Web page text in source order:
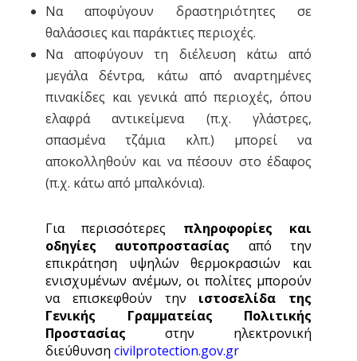
Να αποφύγουν δραστηριότητες σε
θαλάσσιες και παράκτιες περιοχές.
Να αποφύγουν τη διέλευση κάτω από
μεγάλα δέντρα, κάτω από αναρτημένες
πινακίδες και γενικά από περιοχές, όπου
ελαφρά αντικείμενα (π.χ. γλάστρες,
σπασμένα τζάμια κλπ.) μπορεί να
αποκολληθούν και να πέσουν στο έδαφος
(π.χ. κάτω από μπαλκόνια).
Για περισσότερες πληροφορίες και
οδηγίες αυτοπροστασίας από την
επικράτηση υψηλών θερμοκρασιών και
ενισχυμένων ανέμων, οι πολίτες μπορούν
να επισκεφθούν την ιστοσελίδα
της
Γενικής Γραμματείας Πολιτικής
Προστασίας στην ηλεκτρονική
διεύθυνση civilprotection.gov.gr